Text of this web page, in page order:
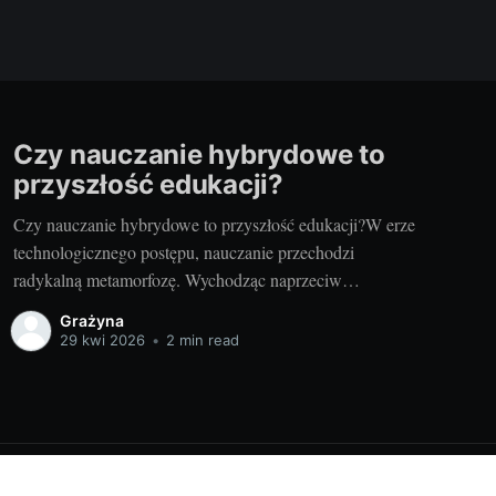
Czy nauczanie hybrydowe to
przyszłość edukacji?
Czy nauczanie hybrydowe to przyszłość edukacji?W erze
technologicznego postępu, nauczanie przechodzi
radykalną metamorfozę. Wychodząc naprzeciw
potrzebom zarówno nauczycieli, jak i uczniów, coraz
bardziej popularne staje się nauczanie hybrydowe,
efektywnych sposobów
Grażyna
29 kwi 2026 • 2 min read